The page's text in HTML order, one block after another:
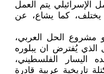
يتم العمل
يختلف، كما يشاع، عن
مشروع الحل العربي،
يُفترض ان يبلوره
اليسار الفلسطيني،
تاريخية عربية قادرة